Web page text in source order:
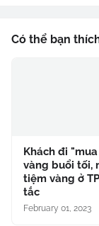
Có thể bạn
Khách đi
vàng buổi tối,
tiệm vàng ở
tắc
February 01, 2023